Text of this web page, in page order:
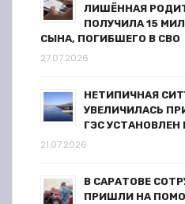
ЛИШЁННАЯ
ПОЛУЧИЛА 15
СЫНА, ПОГИБШЕГО В СВО
27.07.2026
НЕТИПИЧНАЯ
УВЕЛИЧИЛАСЬ
ГЭС
21.07.2026
В САРАТОВЕ
ПРИШЛИ НА